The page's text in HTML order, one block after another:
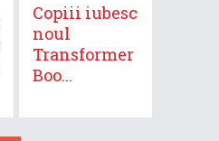
Copiii iubesc
noul
Transformer
Boo...